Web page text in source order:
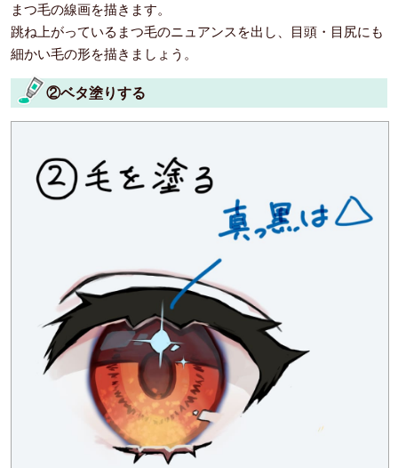
まつ毛の線画を描きます。
跳ね上がっているまつ毛のニュアンスを出し、目頭・目尻にも
細かい毛の形を描きましょう。
②ベタ塗りする